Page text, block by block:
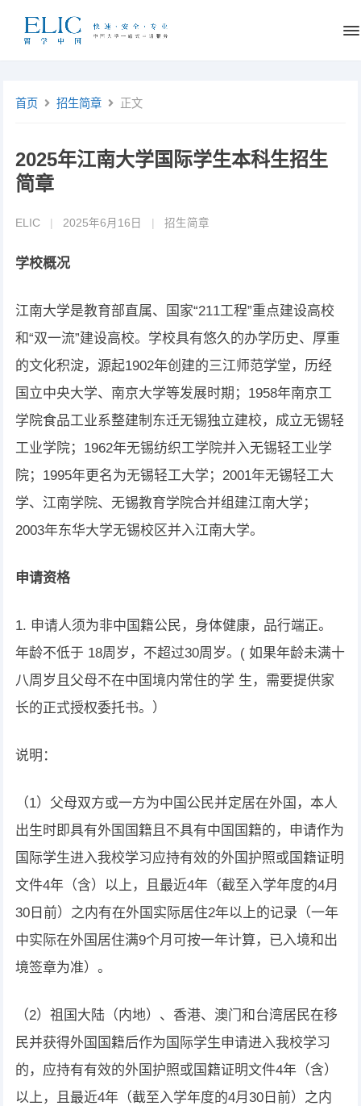
首页 招生简章 正文
2025年江南大学国际学生本科生招生
简章
ELIC 2025年6月16日 招生简章
学校概况
江南大学是教育部直属、国家“211工程”重点建设高校
和“双一流”建设高校。学校具有悠久的办学历史、厚重
的文化积淀，源起1902年创建的三江师范学堂，历经
国立中央大学、南京大学等发展时期；1958年南京工
学院食品工业系整建制东迁无锡独立建校，成立无锡轻
工业学院；1962年无锡纺织工学院并入无锡轻工业学
院；1995年更名为无锡轻工大学；2001年无锡轻工大
学、江南学院、无锡教育学院合并组建江南大学；
2003年东华大学无锡校区并入江南大学。
申请资格
1. 申请人须为非中国籍公民，身体健康，品行端正。
年龄不低于 18周岁，不超过30周岁。( 如果年龄未满十
八周岁且父母不在中国境内常住的学 生，需要提供家
长的正式授权委托书。）
说明：
（1）父母双方或一方为中国公民并定居在外国，本人
出生时即具有外国国籍且不具有中国国籍的，申请作为
国际学生进入我校学习应持有效的外国护照或国籍证明
文件4年（含）以上，且最近4年（截至入学年度的4月
30日前）之内有在外国实际居住2年以上的记录（一年
中实际在外国居住满9个月可按一年计算，已入境和出
境签章为准）。
（2）祖国大陆（内地）、香港、澳门和台湾居民在移
民并获得外国国籍后作为国际学生申请进入我校学习
的，应持有有效的外国护照或国籍证明文件4年（含）
以上，且最近4年（截至入学年度的4月30日前）之内